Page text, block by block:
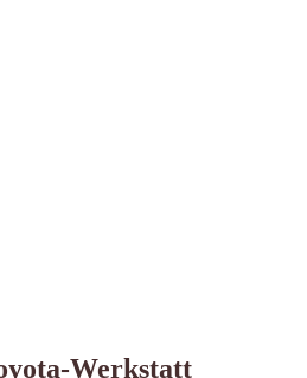
Werkstatt